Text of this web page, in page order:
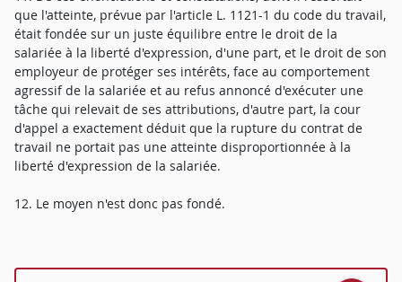
que l'atteinte, prévue par l'article L. 1121-1 du code du travail,
était fondée sur un juste équilibre entre le droit de la
salariée à la liberté d'expression, d'une part, et le droit de son
employeur de protéger ses intérêts, face au comportement
agressif de la salariée et au refus annoncé d'exécuter une
tâche qui relevait de ses attributions, d'autre part, la cour
d'appel a exactement déduit que la rupture du contrat de
travail ne portait pas une atteinte disproportionnée à la
liberté d'expression de la salariée.
12. Le moyen n'est donc pas fondé.